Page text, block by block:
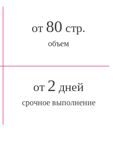
от 80 стр.
объем
от 2 дней
срочное выполнение